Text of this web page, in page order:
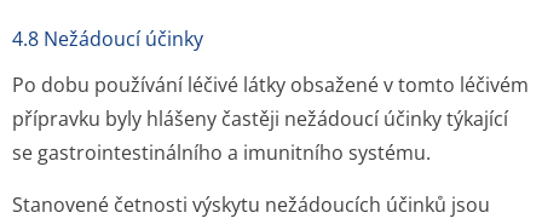
4.8 Nežádoucí účinky
Po dobu používání léčivé látky obsažené v tomto léčivém
přípravku byly hlášeny častěji nežádoucí účinky týkající
se gastrointesti­nálního a imunitního systému.
Stanovené četnosti výskytu nežádoucích účinků jsou